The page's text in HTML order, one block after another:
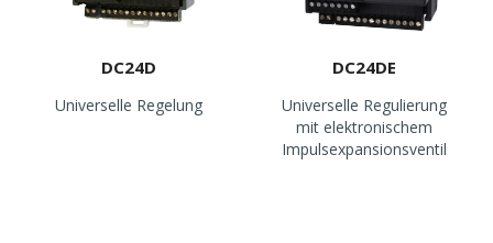
DC24D
Universelle Regelung
DC24DE
Universelle Regulierung
mit elektronischem
Impulsexpansionsventil